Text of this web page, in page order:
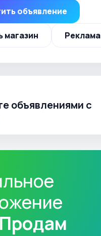
объявление
магазин Реклама
объявлениями с